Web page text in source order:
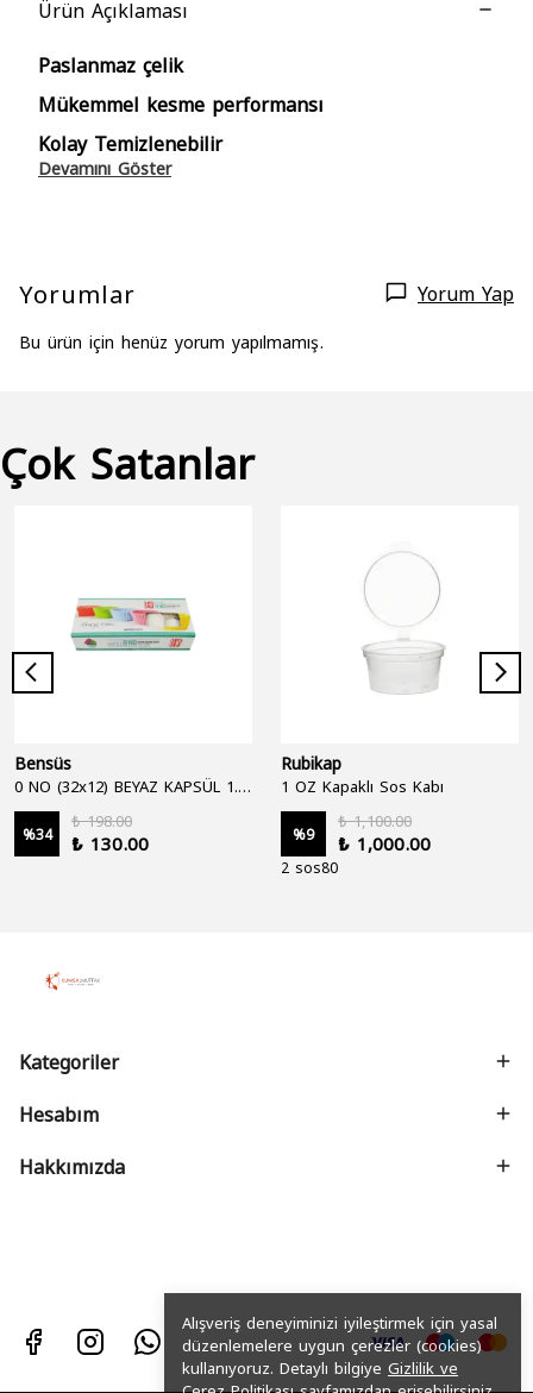
Alışveriş deneyiminizi iyileştirmek için yasal
düzenlemelere uygun çerezler (cookies)
kullanıyoruz. Detaylı bilgiye Gizlilik ve
Ürün Açıklaması
Paslanmaz çelik
Mükemmel kesme performansı
Kolay Temizlenebilir
Devamını Göster
Yorumlar Yorum Yap
Bu ürün için henüz yorum yapılmamış.
Çok Satanlar
Bensüs
0 NO (32x12) BEYAZ KAPSÜL 1.250'Lİ
₺ 198.00
₺ 130.00
Rubikap
1 OZ Kapaklı Sos Kabı
₺ 1,100.00
₺ 1,000.00
Kategoriler
Hesabım
Hakkımızda